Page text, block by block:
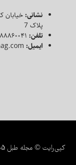
نشانی:خیابان
پلاک 7
تلفن: ۸۸۸۶۰۰۴۱
ایمیل: